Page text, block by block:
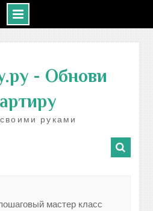
- Обнови
руками
мастер класс